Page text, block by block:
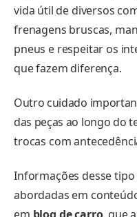
vida útil de diversos
frenagens bruscas,
pneus e respeitar os
que fazem diferença.
Outro cuidado
das peças ao longo do
trocas com
Informações desse
abordadas em